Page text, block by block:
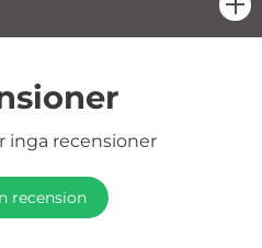
inga recensioner
recension